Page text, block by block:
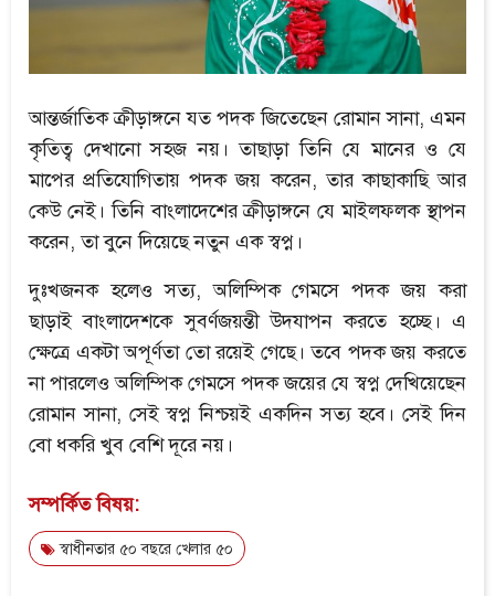
আন্তর্জাতিক ক্রীড়াঙ্গনে যত পদক জিতেছেন রোমান সানা, এমন
কৃতিত্ব দেখানো সহজ নয়। তাছাড়া তিনি যে মানের ও যে
মাপের প্রতিযোগিতায় পদক জয় করেন, তার কাছাকাছি আর
কেউ নেই। তিনি বাংলাদেশের ক্রীড়াঙ্গনে যে মাইলফলক স্থাপন
করেন, তা বুনে দিয়েছে নতুন এক স্বপ্ন।
দুঃখজনক হলেও সত্য, অলিম্পিক গেমসে পদক জয় করা
ছাড়াই বাংলাদেশকে সুবর্ণজয়ন্তী উদযাপন করতে হচ্ছে। এ
ক্ষেত্রে একটা অপূর্ণতা তো রয়েই গেছে। তবে পদক জয় করতে
না পারলেও অলিম্পিক গেমসে পদক জয়ের যে স্বপ্ন দেখিয়েছেন
রোমান সানা, সেই স্বপ্ন নিশ্চয়ই একদিন সত্য হবে। সেই দিন
বো ধকরি খুব বেশি দূরে নয়।
সম্পর্কিত বিষয়:
স্বাধীনতার ৫০ বছরে খেলার ৫০